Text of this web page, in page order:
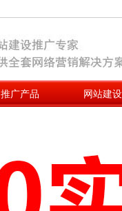
推广产品 网站建设